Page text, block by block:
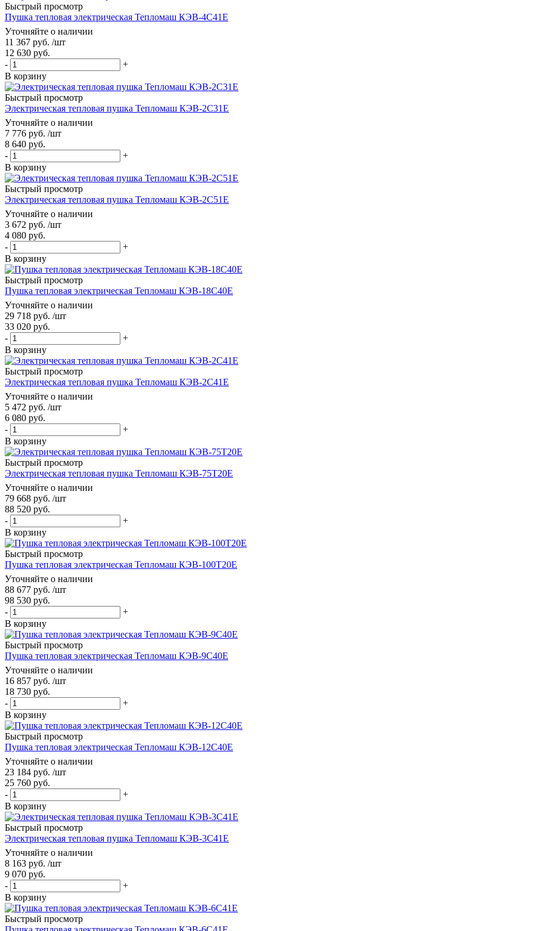
Быстрый просмотр
Пушка тепловая электрическая Тепломаш КЭВ-4С41Е
Уточняйте о наличии
11 367 руб. /шт
12 630 руб.
-
+
В корзину
Быстрый просмотр
Электрическая тепловая пушка Тепломаш КЭВ-2С31Е
Уточняйте о наличии
7 776 руб. /шт
8 640 руб.
-
+
В корзину
Быстрый просмотр
Электрическая тепловая пушка Тепломаш КЭВ-2С51Е
Уточняйте о наличии
3 672 руб. /шт
4 080 руб.
-
+
В корзину
Быстрый просмотр
Пушка тепловая электрическая Тепломаш КЭВ-18С40Е
Уточняйте о наличии
29 718 руб. /шт
33 020 руб.
-
+
В корзину
Быстрый просмотр
Электрическая тепловая пушка Тепломаш КЭВ-2С41Е
Уточняйте о наличии
5 472 руб. /шт
6 080 руб.
-
+
В корзину
Быстрый просмотр
Электрическая тепловая пушка Тепломаш КЭВ-75Т20Е
Уточняйте о наличии
79 668 руб. /шт
88 520 руб.
-
+
В корзину
Быстрый просмотр
Пушка тепловая электрическая Тепломаш КЭВ-100Т20Е
Уточняйте о наличии
88 677 руб. /шт
98 530 руб.
-
+
В корзину
Быстрый просмотр
Пушка тепловая электрическая Тепломаш КЭВ-9С40Е
Уточняйте о наличии
16 857 руб. /шт
18 730 руб.
-
+
В корзину
Быстрый просмотр
Пушка тепловая электрическая Тепломаш КЭВ-12С40Е
Уточняйте о наличии
23 184 руб. /шт
25 760 руб.
-
+
В корзину
Быстрый просмотр
Электрическая тепловая пушка Тепломаш КЭВ-3С41Е
Уточняйте о наличии
8 163 руб. /шт
9 070 руб.
-
+
В корзину
Быстрый просмотр